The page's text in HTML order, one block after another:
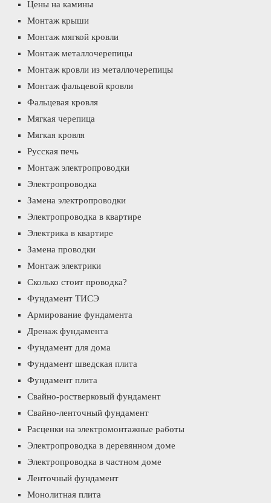
Цены на камины
Монтаж крыши
Монтаж мягкой кровли
Монтаж металлочерепицы
Монтаж кровли из металлочерепицы
Монтаж фальцевой кровли
Фальцевая кровля
Мягкая черепица
Мягкая кровля
Русская печь
Монтаж электропроводки
Электропроводка
Замена электропроводки
Электропроводка в квартире
Электрика в квартире
Замена проводки
Монтаж электрики
Сколько стоит проводка?
Фундамент ТИСЭ
Армирование фундамента
Дренаж фундамента
Фундамент для дома
Фундамент шведская плита
Фундамент плита
Свайно-ростверковый фундамент
Свайно-ленточный фундамент
Расценки на электромонтажные работы
Электропроводка в деревянном доме
Электропроводка в частном доме
Ленточный фундамент
Монолитная плита